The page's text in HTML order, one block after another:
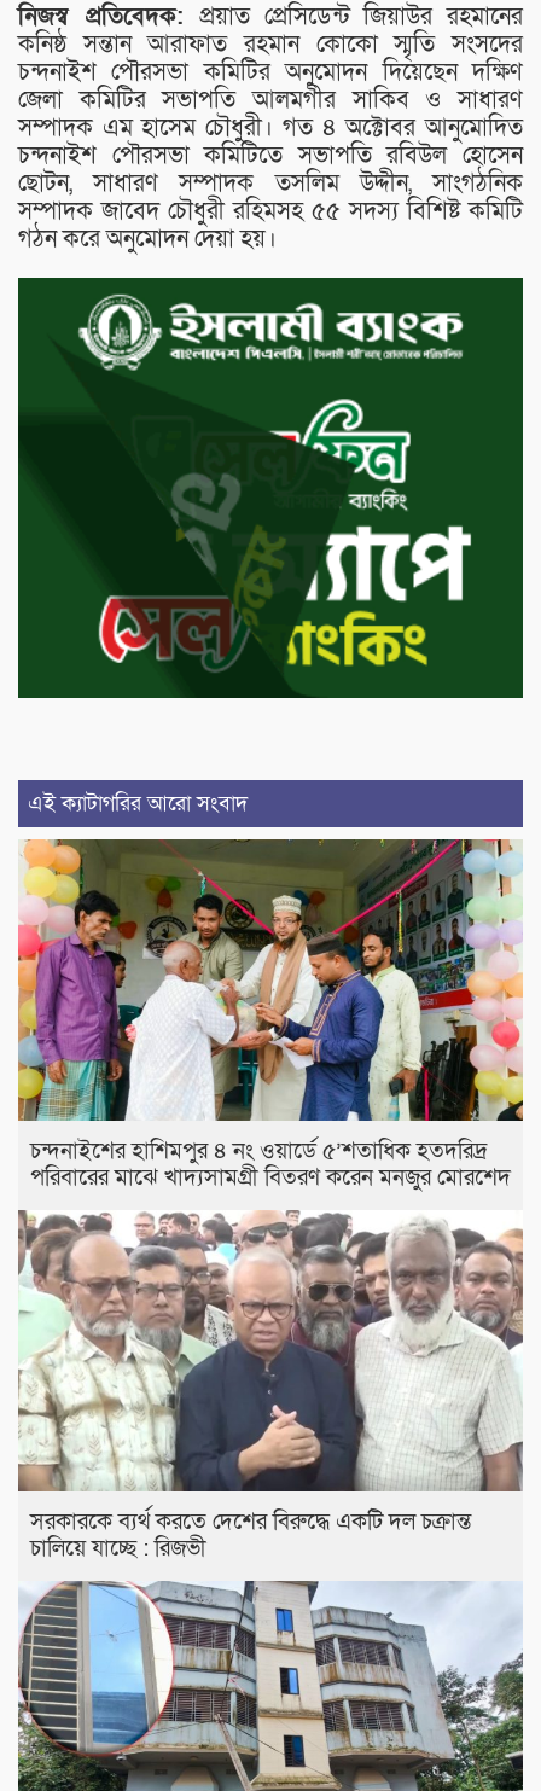
নিজস্ব প্রতিবেদক:প্রয়াত প্রেসিডেন্ট জিয়াউর রহমানের
কনিষ্ঠ সন্তান আরাফাত রহমান কোকো স্মৃতি সংসদের
চন্দনাইশ পৌরসভা কমিটির অনুমোদন দিয়েছেন দক্ষিণ
জেলা কমিটির সভাপতি আলমগীর সাকিব ও সাধারণ
সম্পাদক এম হাসেম চৌধুরী। গত ৪ অক্টোবর আনুমোদিত
চন্দনাইশ পৌরসভা কমিটিতে সভাপতি রবিউল হোসেন
ছোটন, সাধারণ সম্পাদক তসলিম উদ্দীন, সাংগঠনিক
সম্পাদক জাবেদ চৌধুরী রহিমসহ ৫৫ সদস্য বিশিষ্ট কমিটি
গঠন করে অনুমোদন দেয়া হয়।
এই ক্যাটাগরির আরো সংবাদ
চন্দনাইশের হাশিমপুর ৪ নং ওয়ার্ডে ৫’শতাধিক হতদরিদ্র
পরিবারের মাঝে খাদ্যসামগ্রী বিতরণ করেন মনজুর মোরশেদ
সরকারকে ব্যর্থ করতে দেশের বিরুদ্ধে একটি দল চক্রান্ত
চালিয়ে যাচ্ছে : রিজভী